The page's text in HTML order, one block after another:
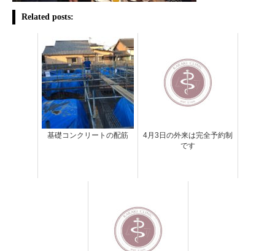
Related posts:
基礎コンクリートの配筋
4月3日の外来は完全予約制
です